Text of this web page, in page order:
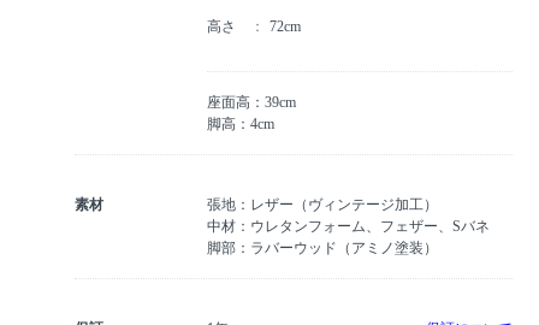
高さ 72cm
座面高：39cm
脚高：4cm
素材
張地：レザー（ヴィンテージ加工）
中材：ウレタンフォーム、フェザー、Sバネ
脚部：ラバーウッド（アミノ塗装）